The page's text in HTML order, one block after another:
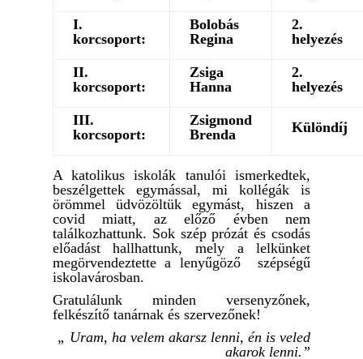
I.
korcsoport:
Bolobás
Regina
2.
helyezés
II.
korcsoport:
Zsiga
Hanna
2.
helyezés
III.
korcsoport:
Zsigmond
Brenda
Különdíj
A katolikus iskolák tanulói ismerkedtek,
beszélgettek egymással, mi kollégák is
örömmel üdvözöltük egymást, hiszen a
covid miatt, az előző évben nem
találkozhattunk. Sok szép prózát és csodás
előadást hallhattunk, mely a lelkünket
megörvendeztette a lenyűgöző szépségű
iskolavárosban.
Gratulálunk minden versenyzőnek,
felkészítő tanárnak és szervezőnek!
„ Uram, ha velem akarsz lenni, én is veled
akarok lenni.”